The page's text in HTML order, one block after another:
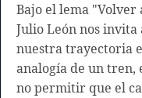
Bajo el lema
Julio León nos
nuestra trayectoria
analogía de un tren,
no permitir que el